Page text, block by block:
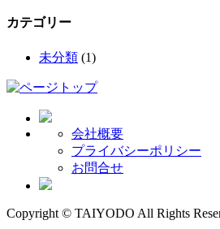
カテゴリー
未分類 (1)
会社概要
プライバシーポリシー
お問合せ
Copyright © TAIYODO All Rights